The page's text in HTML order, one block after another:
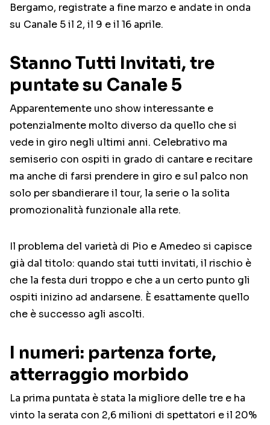
Bergamo, registrate a fine marzo e andate in onda
su Canale 5 il 2, il 9 e il 16 aprile.
Stanno Tutti Invitati, tre
puntate su Canale 5
Apparentemente uno show interessante e
potenzialmente molto diverso da quello che si
vede in giro negli ultimi anni. Celebrativo ma
semiserio con ospiti in grado di cantare e recitare
ma anche di farsi prendere in giro e sul palco non
solo per sbandierare il tour, la serie o la solita
promozionalità funzionale alla rete.
Il problema del varietà di Pio e Amedeo si capisce
già dal titolo: quando stai tutti invitati, il rischio è
che la festa duri troppo e che a un certo punto gli
ospiti inizino ad andarsene. È esattamente quello
che è successo agli ascolti.
I numeri: partenza forte,
atterraggio morbido
La prima puntata è stata la migliore delle tre e ha
vinto la serata con 2,6 milioni di spettatori e il 20%